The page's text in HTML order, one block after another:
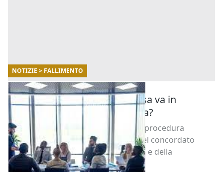
NOTIZIE > FALLIMENTO
24/01/2022
Quando una azienda e impresa va in
amministrazione straordinaria?
Amministrazione straordinaria: una procedura
concorsuale al pari del fallimento, del concordato
preventivo, del concordato in bianco e della
liquidazione coatta amm [...]